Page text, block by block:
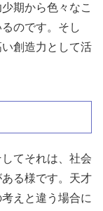
期から色々なこ
のです。そし
創造力として活
てそれは、社会
る様です。天才
えと違う場合に